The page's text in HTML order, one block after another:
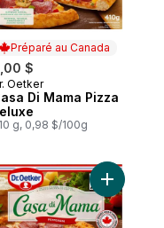
Préparé au Canada
$
au Canada
Oetker
Di Mama Pizza
g, 0,98 $/100g
Mini-pizzas troisAjouter